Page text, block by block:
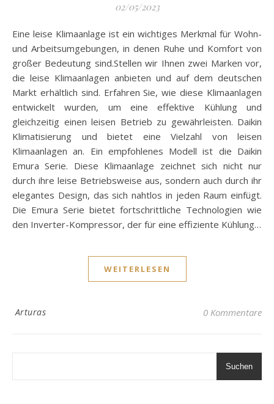
02/05/2023
Eine leise Klimaanlage ist ein wichtiges Merkmal für Wohn-
und Arbeitsumgebungen, in denen Ruhe und Komfort von
großer Bedeutung sind.Stellen wir Ihnen zwei Marken vor,
die leise Klimaanlagen anbieten und auf dem deutschen
Markt erhältlich sind. Erfahren Sie, wie diese Klimaanlagen
entwickelt wurden, um eine effektive Kühlung und
gleichzeitig einen leisen Betrieb zu gewährleisten. Daikin
Klimatisierung und bietet eine Vielzahl von leisen
Klimaanlagen an. Ein empfohlenes Modell ist die Daikin
Emura Serie. Diese Klimaanlage zeichnet sich nicht nur
durch ihre leise Betriebsweise aus, sondern auch durch ihr
elegantes Design, das sich nahtlos in jeden Raum einfügt.
Die Emura Serie bietet fortschrittliche Technologien wie
den Inverter-Kompressor, der für eine effiziente Kühlung…
WEITERLESEN
Arturas 0 Kommentare
Suchen